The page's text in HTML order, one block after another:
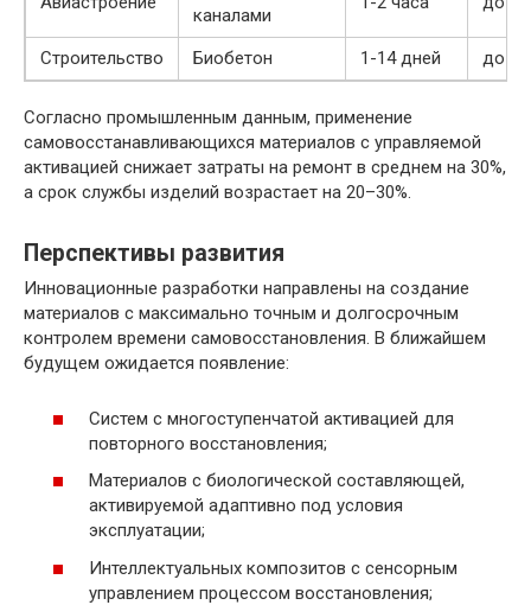
каналами
Строительство Биобетон 1-14 дней до
Согласно промышленным данным, применение
самовосстанавливающихся материалов с управляемой
активацией снижает затраты на ремонт в среднем на 30%,
а срок службы изделий возрастает на 20–30%.
Перспективы развития
Инновационные разработки направлены на создание
материалов с максимально точным и долгосрочным
контролем времени самовосстановления. В ближайшем
будущем ожидается появление:
Систем с многоступенчатой активацией для
повторного восстановления;
Материалов с биологической составляющей,
активируемой адаптивно под условия
эксплуатации;
Интеллектуальных композитов с сенсорным
управлением процессом восстановления;